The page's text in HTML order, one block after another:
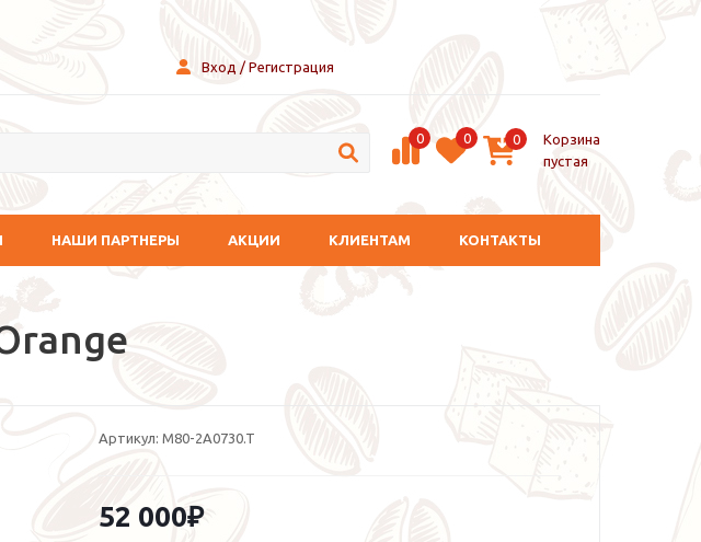
Вход / Регистрация
0 0 0
Корзина
пустая
НАШИ ПАРТНЕРЫ АКЦИИ КЛИЕНТАМ КОНТАКТЫ
Артикул: M80-2A0730.T
52 000₽